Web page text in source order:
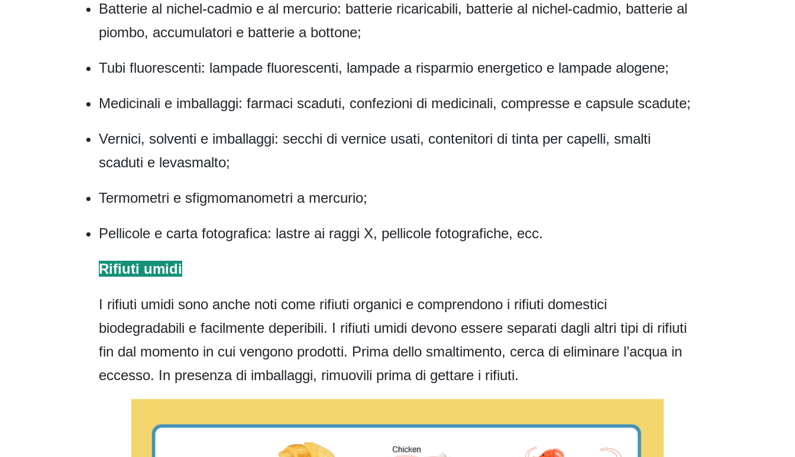
Batterie al nichel-cadmio e al mercurio: batterie ricaricabili, batterie al nichel-cadmio, batterie al
piombo, accumulatori e batterie a bottone;
Tubi fluorescenti: lampade fluorescenti, lampade a risparmio energetico e lampade alogene;
Medicinali e imballaggi: farmaci scaduti, confezioni di medicinali, compresse e capsule scadute;
Vernici, solventi e imballaggi: secchi di vernice usati, contenitori di tinta per capelli, smalti
scaduti e levasmalto;
Termometri e sfigmomanometri a mercurio;
Pellicole e carta fotografica: lastre ai raggi X, pellicole fotografiche, ecc.
Rifiuti umidi
I rifiuti umidi sono anche noti come rifiuti organici e comprendono i rifiuti domestici
biodegradabili e facilmente deperibili. I rifiuti umidi devono essere separati dagli altri tipi di rifiuti
fin dal momento in cui vengono prodotti. Prima dello smaltimento, cerca di eliminare l’acqua in
eccesso. In presenza di imballaggi, rimuovili prima di gettare i rifiuti.